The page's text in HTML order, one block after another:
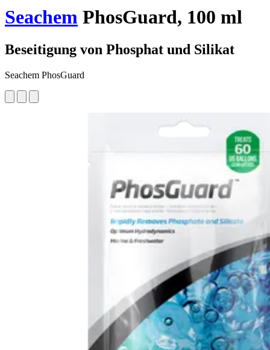
Seachem PhosGuard, 100 ml
Beseitigung von Phosphat und Silikat
Seachem PhosGuard